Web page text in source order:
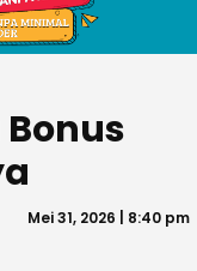
Mei 31, 2026 | 8:40 pm